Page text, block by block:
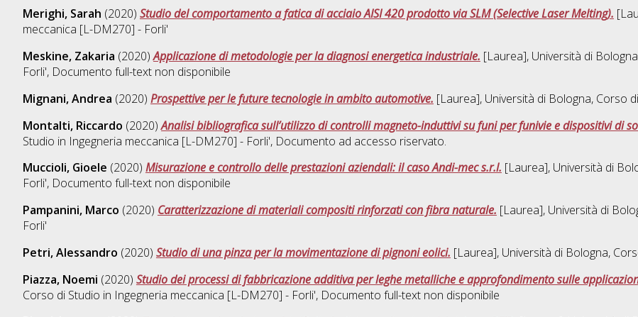
Merighi, Sarah (2020) Studio del comportamento a fatica di acciaio AISI 420 prodotto via SLM (Selective Laser Melting).
meccanica [L-DM270] - Forli'
Meskine, Zakaria (2020)Applicazione di metodologie per la diagnosi energetica industriale. [Laurea], Università di
Forli', Documento full-text non disponibile
Mignani, Andrea (2020) Prospettive per le future tecnologie in ambito automotive. [Laurea], Università di Bologna, Corso
Montalti, Riccardo (2020)Analisi bibliografica sull’utilizzo di controlli magneto-induttivi su funi per funivie e dispositivi di
Studio in Ingegneria meccanica [L-DM270] - Forli', Documento ad accesso riservato.
Muccioli, Gioele (2020) Misurazione e controllo delle prestazioni aziendali: il caso Andi-mec s.r.l. [Laurea], Università di
Forli', Documento full-text non disponibile
Pampanini, Marco (2020) Caratterizzazione di materiali compositi rinforzati con fibra naturale. [Laurea], Università di
Forli'
Petri, Alessandro (2020) Studio di una pinza per la movimentazione di pignoni eolici. [Laurea], Università di Bologna,
Piazza, Noemi (2020) Studio dei processi di fabbricazione additiva per leghe metalliche e approfondimento sulle
Corso di Studio in Ingegneria meccanica [L-DM270] - Forli', Documento full-text non disponibile